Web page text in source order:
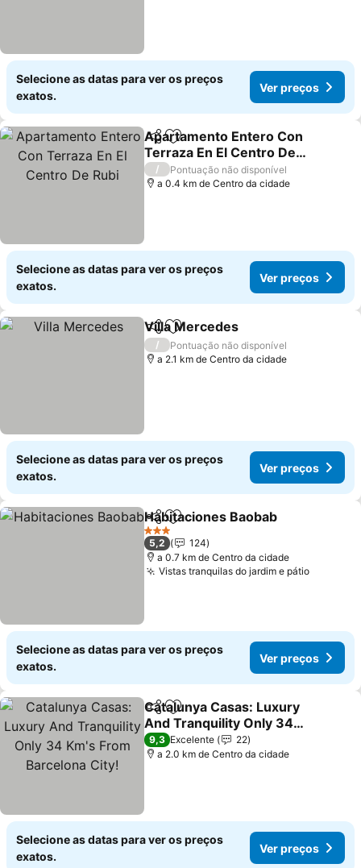
Selecione as datas para ver os preços
exatos.
Ver preços
PartilharAdicionar aos favoritos
Apartamento Entero Con
Terraza En El Centro De
Rubi
/
Pontuação não disponível
a 0.4 km de Centro da cidade
Selecione as datas para ver os preços
exatos.
Ver preços
PartilharAdicionar aos favoritos
Villa Mercedes
/
Pontuação não disponível
a 2.1 km de Centro da cidade
Selecione as datas para ver os preços
exatos.
Ver preços
PartilharAdicionar aos favoritos
Habitaciones Baobab
3 Estrelas
5,2
124
a 0.7 km de Centro da cidade
Vistas tranquilas do jardim e pátio
Selecione as datas para ver os preços
exatos.
Ver preços
PartilharAdicionar aos favoritos
Catalunya Casas: Luxury
And Tranquility Only 34
Km's From Barcelona
City!
9,3 Excelente
22
a 2.0 km de Centro da cidade
Selecione as datas para ver os preços
exatos.
Ver preços